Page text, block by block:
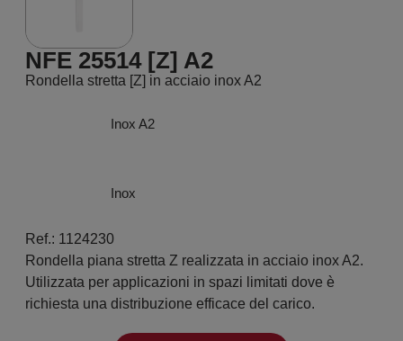
NFE 25514 [Z] A2
Rondella stretta [Z] in acciaio inox A2
Inox A2
Inox
Ref.: 1124230
Rondella piana stretta Z realizzata in acciaio inox A2.
Utilizzata per applicazioni in spazi limitati dove è
richiesta una distribuzione efficace del carico.